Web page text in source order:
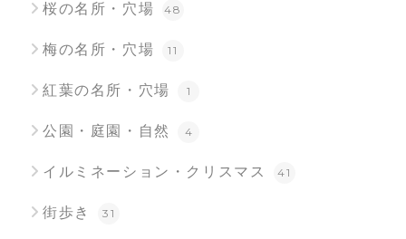
桜の名所・穴場 48
梅の名所・穴場 11
紅葉の名所・穴場 1
公園・庭園・自然 4
イルミネーション・クリスマス 41
街歩き 31